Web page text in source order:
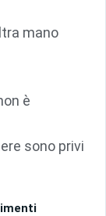
mano
è
sono privi